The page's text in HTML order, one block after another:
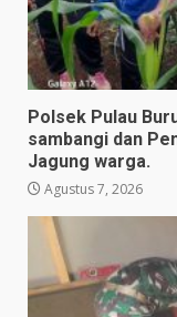
Polsek Pulau
sambangi dan
Jagung warga.
Agustus 7, 2026